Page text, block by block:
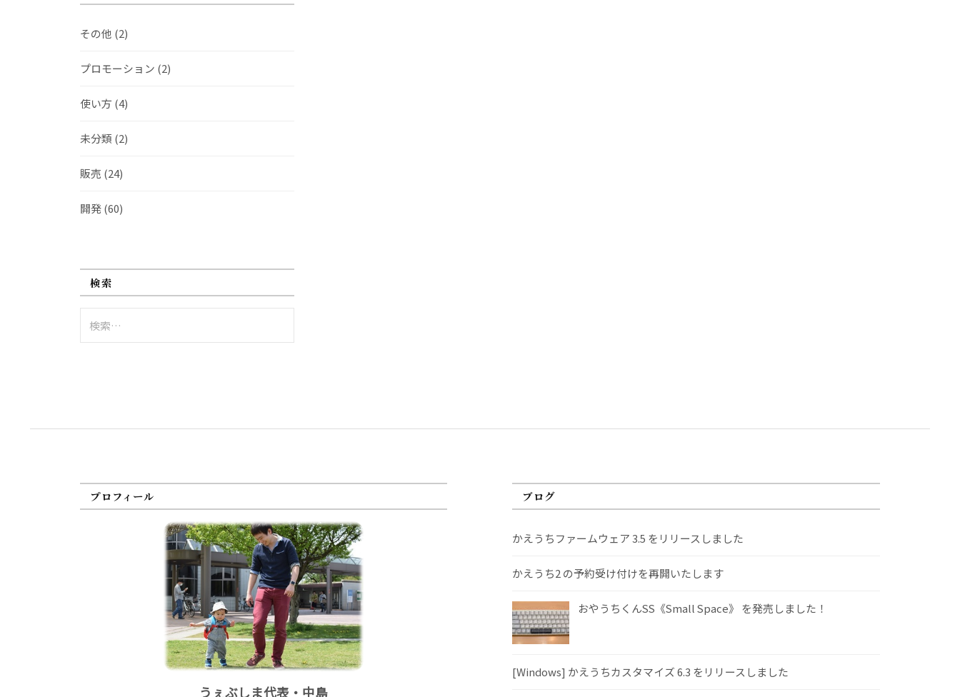
その他 (2)
プロモーション (2)
使い方 (4)
未分類 (2)
販売 (24)
開発(60)
検索
索:
プロフィール
うぇぶしま代表・中島
ブログ
かえうちファームウェア 3.5 をリリースしました
かえうち2 の予約受け付けを再開いたします
おやうちくんSS《Small Space》 を発売しました！
[Windows] かえうちカスタマイズ 6.3 をリリースしました